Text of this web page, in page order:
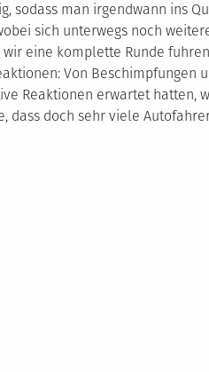
sodass man irgendwann ins
sich unterwegs noch
wir eine komplette Runde
Von Beschimpfungen
Reaktionen erwartet hatten,
dass doch sehr viele